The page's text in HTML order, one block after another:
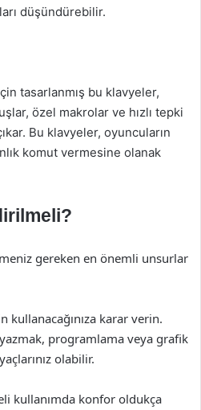
düşündürebilir.
tasarlanmış bu klavyeler,
özel makrolar ve hızlı tepki
Bu klavyeler, oyuncuların
komut vermesine olanak
gereken en önemli unsurlar
kullanacağınıza karar verin.
programlama veya grafik
olabilir.
kullanımda konfor oldukça